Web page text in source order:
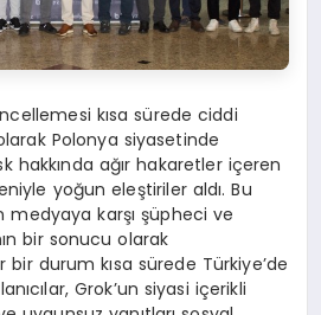
kısa sürede ciddi
Polonya siyasetinde
hakkında ağır hakaretler içeren
yoğun eleştiriler aldı. Bu
karşı şüpheci ve
bir sonucu olarak
bir durum kısa sürede Türkiye’de
Grok’un siyasi içerikli